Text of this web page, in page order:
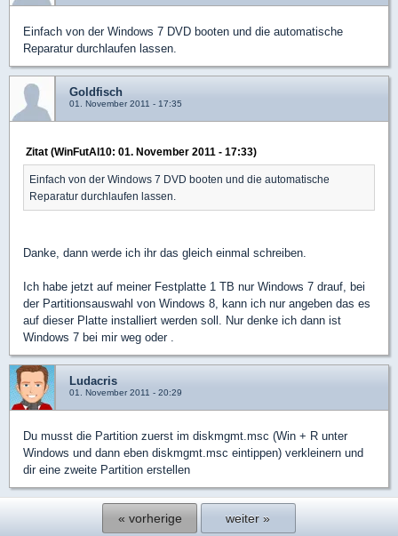
Einfach von der Windows 7 DVD booten und die automatische
Reparatur durchlaufen lassen.
Goldfisch
01. November 2011 - 17:35
Zitat (WinFutAl10: 01. November 2011 - 17:33)
Einfach von der Windows 7 DVD booten und die automatische
Reparatur durchlaufen lassen.
Danke, dann werde ich ihr das gleich einmal schreiben.
Ich habe jetzt auf meiner Festplatte 1 TB nur Windows 7 drauf, bei
der Partitionsauswahl von Windows 8, kann ich nur angeben das es
auf dieser Platte installiert werden soll. Nur denke ich dann ist
Windows 7 bei mir weg oder .
Ludacris
01. November 2011 - 20:29
Du musst die Partition zuerst im diskmgmt.msc (Win + R unter
Windows und dann eben diskmgmt.msc eintippen) verkleinern und
dir eine zweite Partition erstellen
« vorherige weiter »